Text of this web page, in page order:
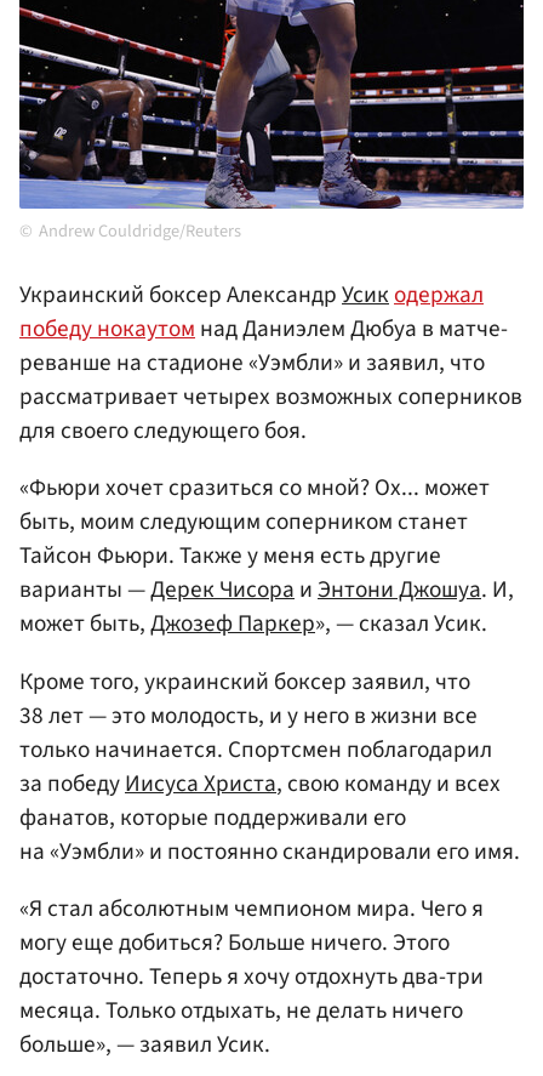
Andrew Couldridge/Reuters
Украинский боксер АлександрУсикодержал
победу нокаутомнад Даниэлем Дюбуа в матче-
реванше на стадионе «Уэмбли» и заявил, что
рассматривает четырех возможных соперников
для своего следующего боя.
«Фьюри хочет сразиться со мной? Ох... может
быть, моим следующим соперником станет
Тайсон Фьюри. Также у меня есть другие
варианты —Дерек ЧисораиЭнтони Джошуа. И,
может быть,Джозеф Паркер», — сказал Усик.
Кроме того, украинский боксер заявил, что
38 лет — это молодость, и у него в жизни все
только начинается. Спортсмен поблагодарил
за победуИисуса Христа, свою команду и всех
фанатов, которые поддерживали его
на «Уэмбли» и постоянно скандировали его имя.
«Я стал абсолютным чемпионом мира. Чего я
могу еще добиться? Больше ничего. Этого
достаточно. Теперь я хочу отдохнуть два-три
месяца. Только отдыхать, не делать ничего
больше», — заявил Усик.